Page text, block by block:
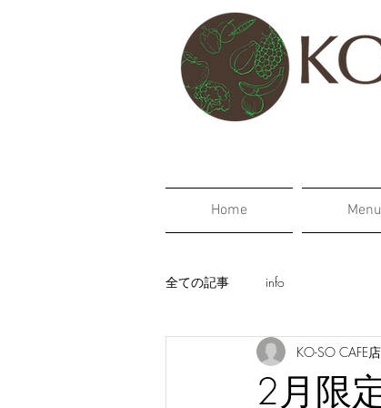
Home Menu
全ての記事 info
2月限
KO-SO CAFE